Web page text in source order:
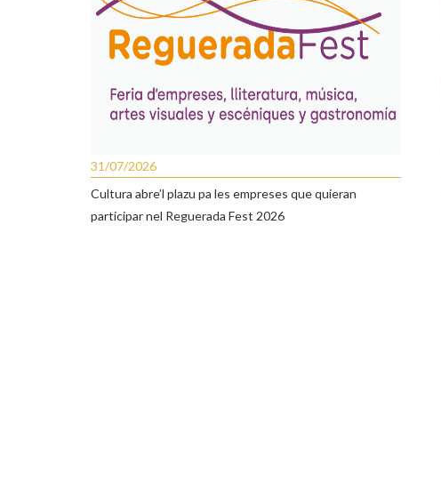
31/07/2026
Cultura abre’l plazu pa les empreses que quieran
participar nel Reguerada Fest 2026